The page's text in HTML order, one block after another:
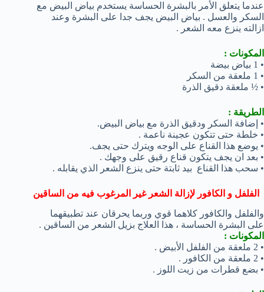
عندما يتعلق الأمر بالبشرة الحساسة يستخدم بياض البيض مع
السكر والعسل . بياض البيض يجف جدا على البشرة وعند
ازالته ينزع معه الشعر .
المكونات :
• 1 بياض بيضة
• 1 ملعقة من السكر
• ½ ملعقة دقيق الذرة
الطريقة :
• إضافة السكر ودقيق الذرة مع بياض البيض.
• خلطة حتى تتكون عجينة ناعمة .
• يوضع هذا القناع على الوجه ويترك حتى يجف.
• بعد ان يجف يتكون قناع رقيق على وجهك .
• سحب هذا القناع بيد ثابتة حتى ينزع الشعر الذي يقابله .
الفلفل و الكافور لإزالة الشعر غير المرغوب فيه من الساقين
والفلفل والكافور كلاهما قوي وربما يحرقان عند تطبيقهما
على البشرة الحساسة ، هذا العلاج بزيل الشعر من الساقين .
المكونات :
• 2 ملعقة من الفلفل الأبيض .
• 2 ملعقة من الكافور .
• بضع قطرات من زيت اللوز .